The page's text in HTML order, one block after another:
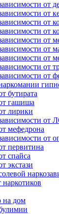
от
от
от
от
от
от
от
от
от
бутирата
гашиша
лирики
от
мефедрона
от
первитина
спайса
экстази
наркотиков
на дом